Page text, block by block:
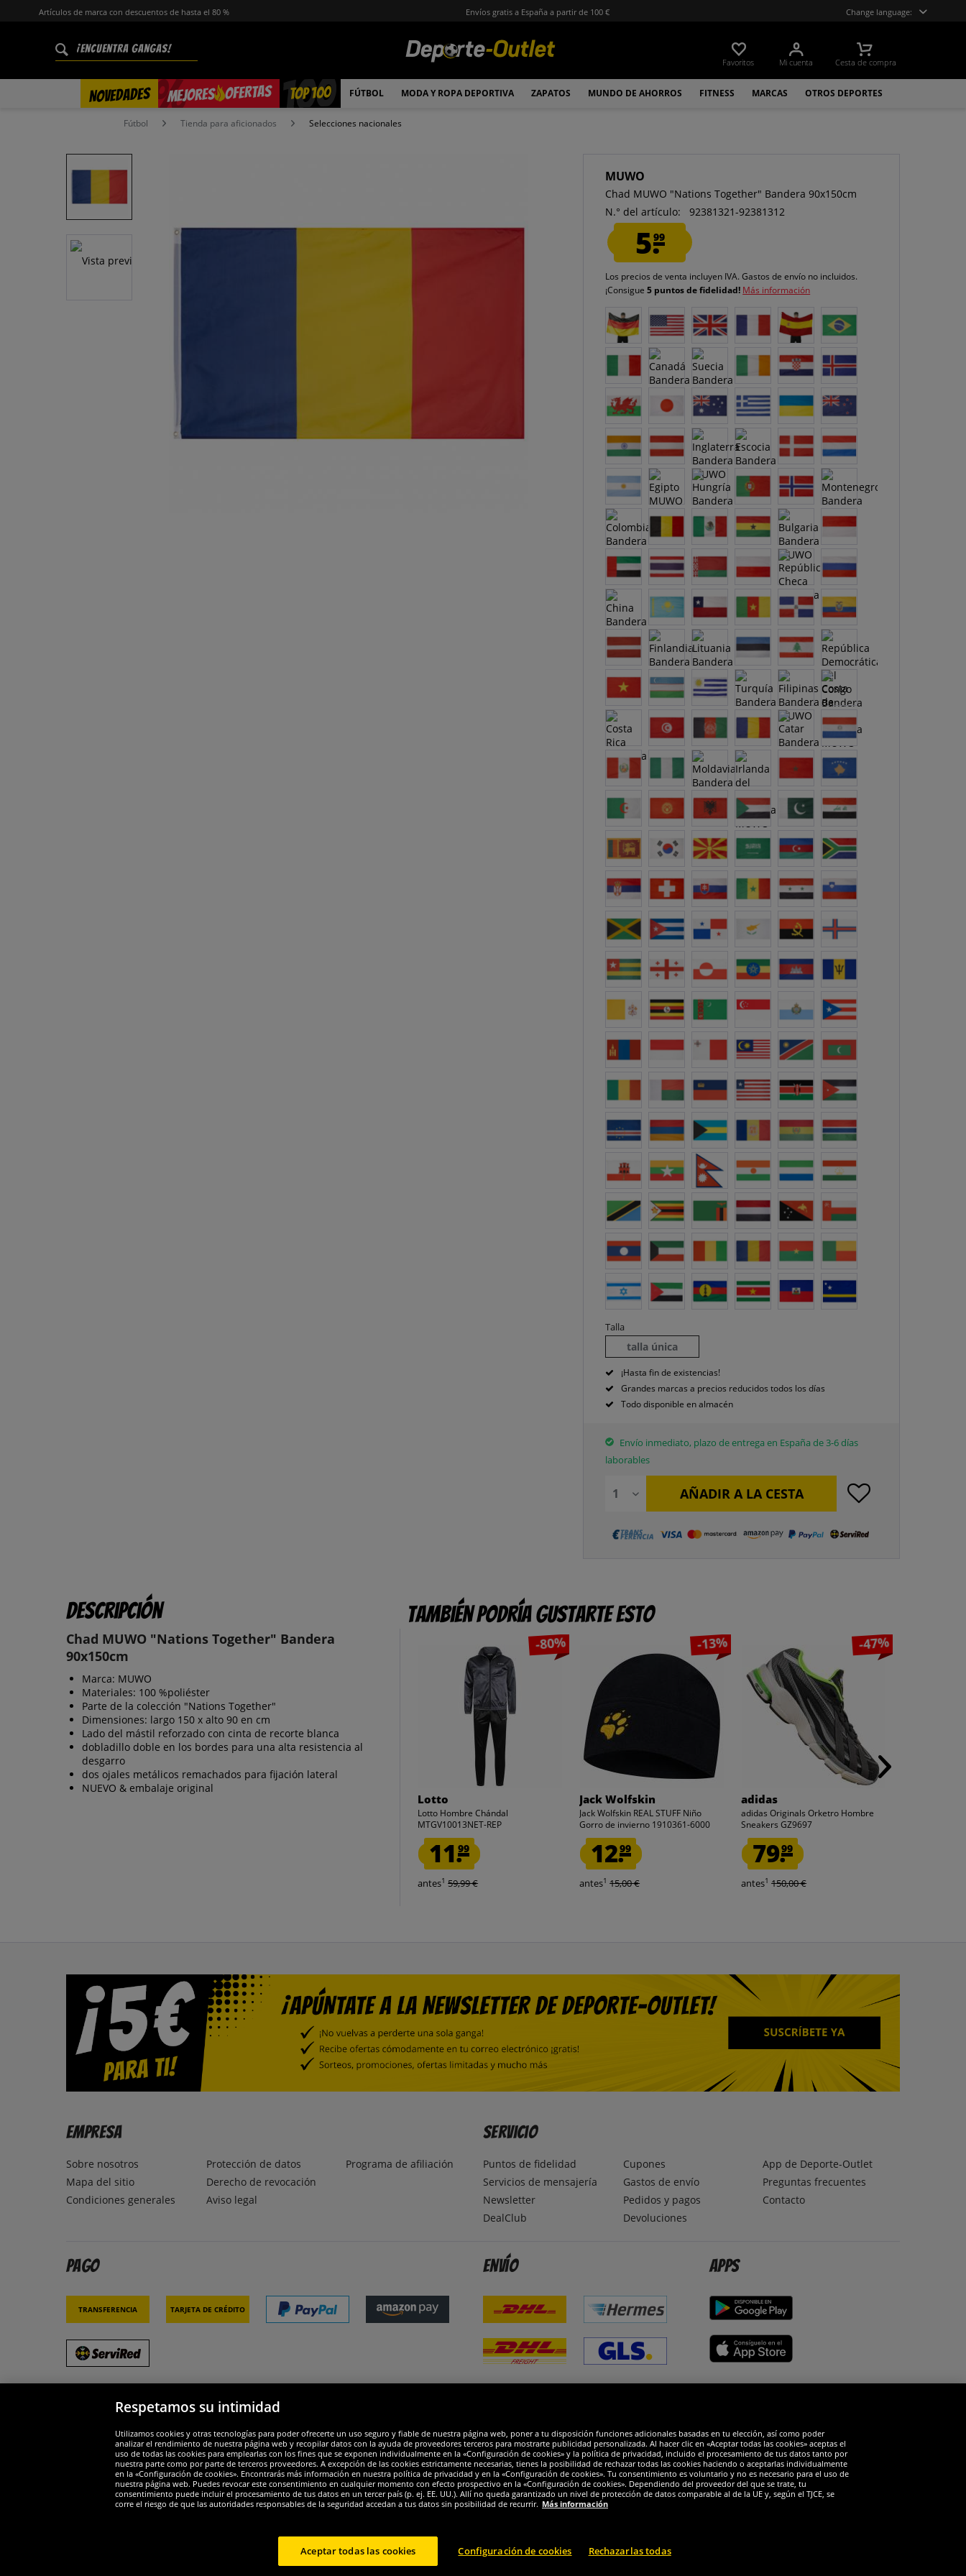
Artículos de marca con descuentos de hasta el 80 % Envíos gratis a España a partir de 100 € Change language:
Favoritos Mi cuenta Cesta de compra
NOVEDADES MEJORES OFERTAS
% TOP 100 FÚTBOL MODA Y ROPA DEPORTIVA ZAPATOS MUNDO DE AHORROS FITNESS MARCAS OTROS DEPORTES
Fútbol Tienda para aficionados Selecciones nacionales
MUWO
Chad MUWO "Nations Together" Bandera 90x150cm
N.° del artículo:
92381321-92381312
5.99
Los precios de venta incluyen IVA.Gastos de envío no incluidos.
¡Consigue5 puntos de fidelidad! Más información
Talla
talla única
¡Hasta fin de existencias!
Grandes marcas a precios reducidos todos los días
Todo disponible en almacén
Envío inmediato, plazo de entrega en España de 3-6 días
laborables
AÑADIR A LA CESTA
Descripción
Chad MUWO "Nations Together" Bandera
90x150cm
Marca: MUWO
Materiales: 100 %poliéster
Parte de la colección "Nations Together"
Dimensiones: largo 150 x alto 90 en cm
Lado del mástil reforzado con cinta de recorte blanca
dobladillo doble en los bordes para una alta resistencia al
desgarro
dos ojales metálicos remachados para fijación lateral
NUEVO & embalaje original
También podría gustarte esto
-80%
Lotto
Lotto Hombre Chándal
MTGV10013NET-REP
11.99
antes1 59,99 €
-13%
Jack Wolfskin
Jack Wolfskin REAL STUFF Niño
Gorro de invierno 1910361-6000
12.99
antes1 15,00 €
-47%
adidas
adidas Originals Orketro Hombre
Sneakers GZ9697
79.99
antes1 150,00 €
Empresa
Sobre nosotros
Mapa del sitio
Condiciones generales
Protección de datos
Derecho de revocación
Aviso legal
Programa de afiliación
Servicio
Puntos de fidelidad
Servicios de mensajería
Newsletter
DealClub
Cupones
Gastos de envío
Pedidos y pagos
Devoluciones
App de Deporte-Outlet
Preguntas frecuentes
Contacto
Pago
Transferencia Tarjeta de crédito
Envío Apps
Widerruf
Respetamos su intimidad
Utilizamos cookies y otras tecnologías para poder ofrecerte un uso seguro y fiable de nuestra página web, poner a tu disposición funciones adicionales basadas en tu elección, así como poder
analizar el rendimiento de nuestra página web y recopilar datos con la ayuda de proveedores terceros para mostrarte publicidad personalizada. Al hacer clic en «Aceptar todas las cookies» aceptas el
uso de todas las cookies para emplearlas con los fines que se exponen individualmente en la «Configuración de cookies» y la política de privacidad, incluido el procesamiento de tus datos tanto por
nuestra parte como por parte de terceros proveedores. A excepción de las cookies estrictamente necesarias, tienes la posibilidad de rechazar todas las cookies haciendo o aceptarlas individualmente
en la «Configuración de cookies». Encontrarás más información en nuestra política de privacidad y en la «Configuración de cookies». Tu consentimiento es voluntario y no es necesario para el uso de
nuestra página web. Puedes revocar este consentimiento en cualquier momento con efecto prospectivo en la «Configuración de cookies». Dependiendo del proveedor del que se trate, tu
consentimiento puede incluir el procesamiento de tus datos en un tercer país (p. ej. EE. UU.). Allí no queda garantizado un nivel de protección de datos comparable al de la UE y, según el TJCE, se
corre el riesgo de que las autoridades responsables de la seguridad accedan a tus datos sin posibilidad de recurrir. Más información
Configuración de cookies Rechazarlas todas
Aceptar todas las cookies